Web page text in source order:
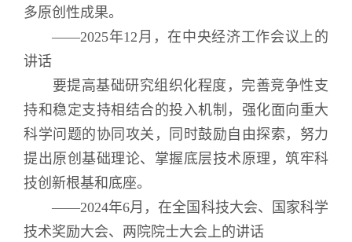
多原创性成果。
——2025年12月，在中央经济工作会议上的
讲话
要提高基础研究组织化程度，完善竞争性支
持和稳定支持相结合的投入机制，强化面向重大
科学问题的协同攻关，同时鼓励自由探索，努力
提出原创基础理论、掌握底层技术原理，筑牢科
技创新根基和底座。
——2024年6月，在全国科技大会、国家科学
技术奖励大会、两院院士大会上的讲话